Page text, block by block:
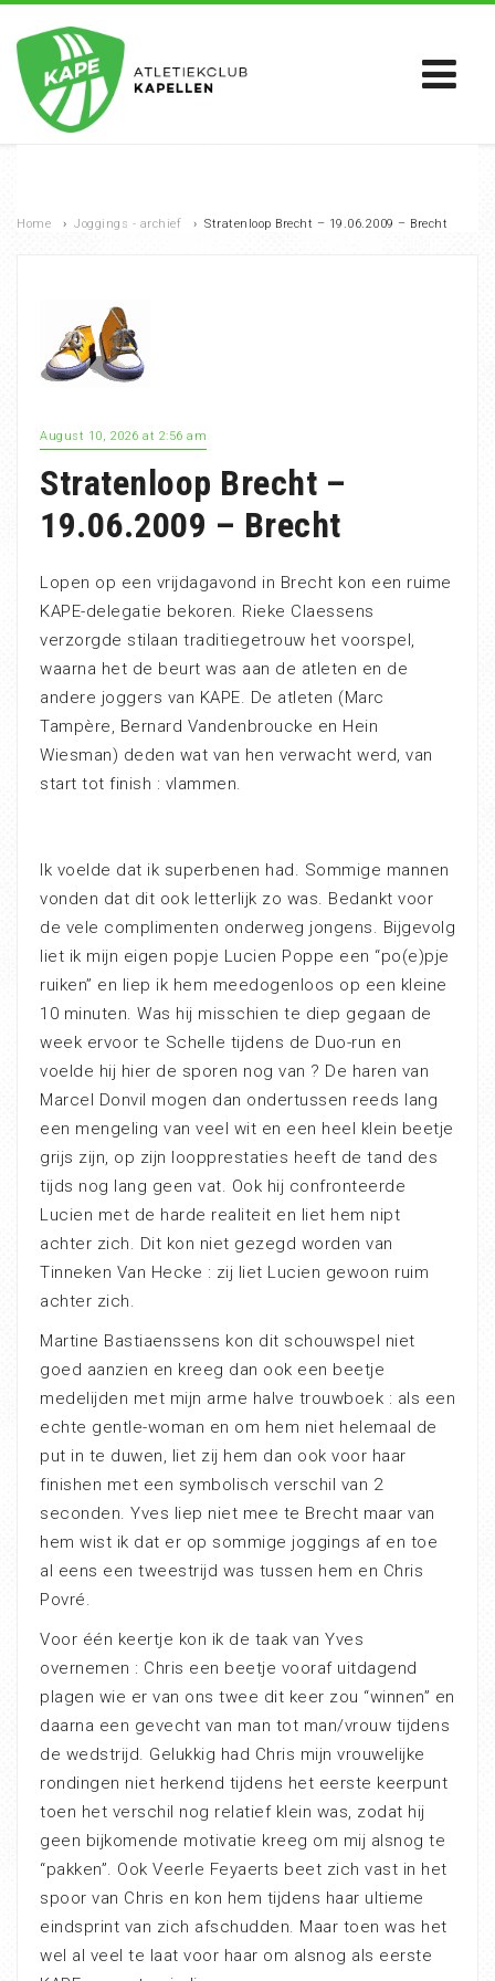
Home › Joggings - archief › Stratenloop Brecht – 19.06.2009 – Brecht
August 10, 2026 at 2:56 am
Stratenloop Brecht –
19.06.2009 – Brecht
Lopen op een vrijdagavond in Brecht kon een ruime
KAPE-delegatie bekoren. Rieke Claessens
verzorgde stilaan traditiegetrouw het voorspel,
waarna het de beurt was aan de atleten en de
andere joggers van KAPE. De atleten (Marc
Tampère, Bernard Vandenbroucke en Hein
Wiesman) deden wat van hen verwacht werd, van
start tot finish : vlammen.
Ik voelde dat ik superbenen had. Sommige mannen
vonden dat dit ook letterlijk zo was. Bedankt voor
de vele complimenten onderweg jongens. Bijgevolg
liet ik mijn eigen popje Lucien Poppe een “po(e)pje
ruiken” en liep ik hem meedogenloos op een kleine
10 minuten. Was hij misschien te diep gegaan de
week ervoor te Schelle tijdens de Duo-run en
voelde hij hier de sporen nog van ? De haren van
Marcel Donvil mogen dan ondertussen reeds lang
een mengeling van veel wit en een heel klein beetje
grijs zijn, op zijn loopprestaties heeft de tand des
tijds nog lang geen vat. Ook hij confronteerde
Lucien met de harde realiteit en liet hem nipt
achter zich. Dit kon niet gezegd worden van
Tinneken Van Hecke : zij liet Lucien gewoon ruim
achter zich.
Martine Bastiaenssens kon dit schouwspel niet
goed aanzien en kreeg dan ook een beetje
medelijden met mijn arme halve trouwboek : als een
echte gentle-woman en om hem niet helemaal de
put in te duwen, liet zij hem dan ook voor haar
finishen met een symbolisch verschil van 2
seconden. Yves liep niet mee te Brecht maar van
hem wist ik dat er op sommige joggings af en toe
al eens een tweestrijd was tussen hem en Chris
Povré.
Voor één keertje kon ik de taak van Yves
overnemen : Chris een beetje vooraf uitdagend
plagen wie er van ons twee dit keer zou “winnen” en
daarna een gevecht van man tot man/vrouw tijdens
de wedstrijd. Gelukkig had Chris mijn vrouwelijke
rondingen niet herkend tijdens het eerste keerpunt
toen het verschil nog relatief klein was, zodat hij
geen bijkomende motivatie kreeg om mij alsnog te
“pakken”. Ook Veerle Feyaerts beet zich vast in het
spoor van Chris en kon hem tijdens haar ultieme
eindsprint van zich afschudden. Maar toen was het
wel al veel te laat voor haar om alsnog als eerste